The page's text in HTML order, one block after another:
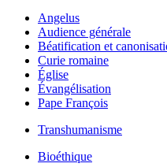
Angelus
Audience générale
Béatification et
Curie romaine
Église
Évangélisation
Pape François
Transhumanisme
Bioéthique